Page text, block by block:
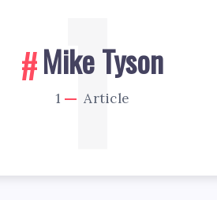
Mike Tyson
1 Article
1